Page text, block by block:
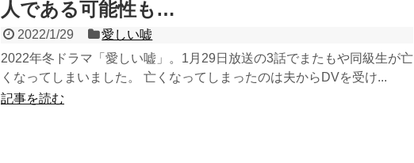
人である可能性も…
2022/1/29
愛しい嘘
2022年冬ドラマ「愛しい嘘」。1月29日放送の3話でまたもや同級生が亡
くなってしまいました。 亡くなってしまったのは夫からDVを受け...
記事を読む